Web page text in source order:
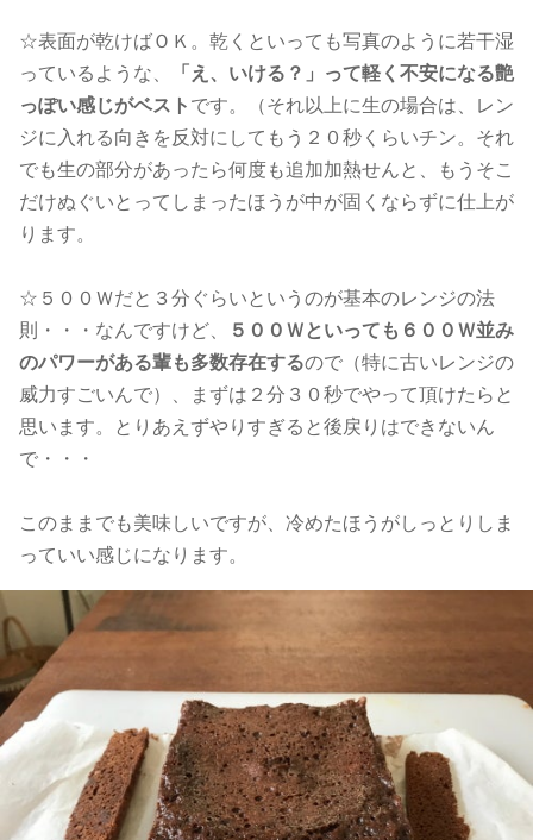
☆表面が乾けばＯＫ。乾くといっても写真のように若干湿
っているような、
「え、いける？」って軽く不安になる艶
っぽい感じがベスト です。（それ以上に生の場合は、レン
ジに入れる向きを反対にしてもう２０秒くらいチン。それ
でも生の部分があったら何度も追加加熱せんと、もうそこ
だけぬぐいとってしまったほうが中が固くならずに仕上が
ります。
☆５００Ｗだと３分ぐらいというのが基本のレンジの法
則・・・なんですけど、
５００Ｗといっても６００Ｗ並み
のパワーがある輩も多数存在するので（特に古いレンジの
威力すごいんで）、まずは２分３０秒でやって頂けたらと
思います。とりあえずやりすぎると後戻りはできないん
で・・・
このままでも美味しいですが、冷めたほうがしっとりしま
っていい感じになります。